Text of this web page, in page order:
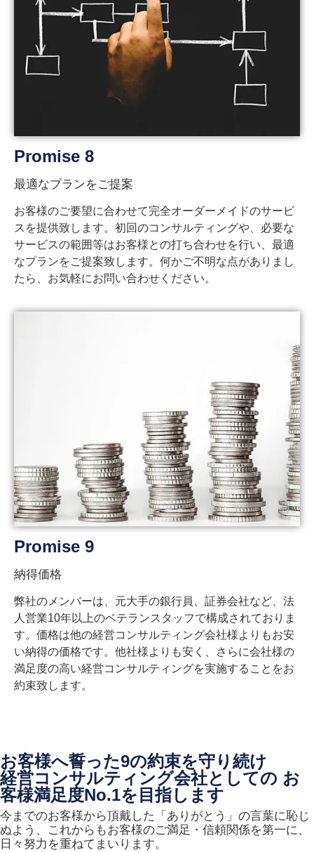
Promise 8
最適なプランをご提案
お客様のご要望に合わせて完全オーダーメイドのサービ
スを提供致します。初回のコンサルティングや、必要な
サービスの範囲等はお客様との打ち合わせを行い、最適
なプランをご提案致します。何かご不明な点がありまし
たら、お気軽にお問い合わせください。
Promise 9
納得価格
弊社のメンバーは、元大手の銀行員、証券会社など、法
人営業10年以上のベテランスタッフで構成されておりま
す。価格は他の経営コンサルティング会社様よりもお安
い納得の価格です。他社様よりも安く、さらに会社様の
満足度の高い経営コンサルティングを実施することをお
約束致します。
お客様へ誓った9の約束を守り続け
経営コンサルティング会社としての お
客様満足度No.1を目指します
今までのお客様から頂戴した「ありがとう」の言葉に恥じ
ぬよう、これからもお客様のご満足・信頼関係を第一に、
日々努力を重ねてまいります。